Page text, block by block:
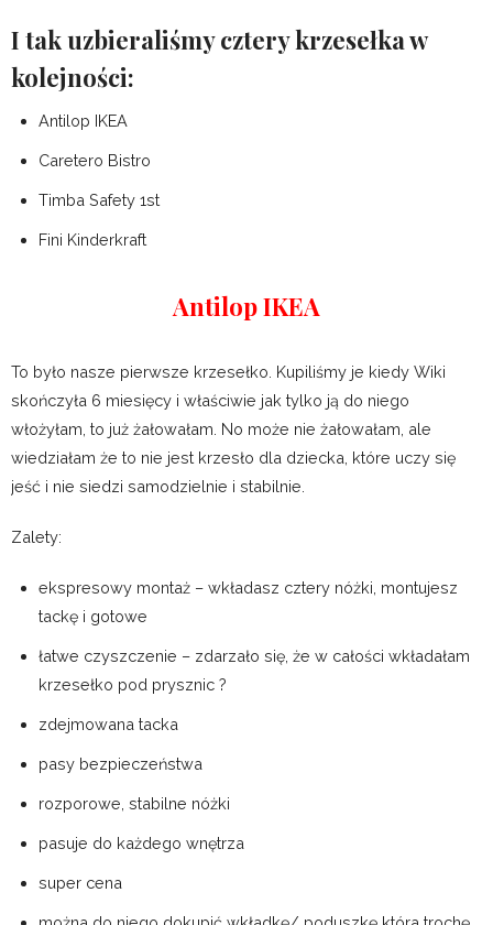
I tak uzbieraliśmy cztery krzesełka w
kolejności:
Antilop IKEA
Caretero Bistro
Timba Safety 1st
Fini Kinderkraft
Antilop IKEA
To było nasze pierwsze krzesełko. Kupiliśmy je kiedy Wiki
skończyła 6 miesięcy i właściwie jak tylko ją do niego
włożyłam, to już żałowałam. No może nie żałowałam, ale
wiedziałam że to nie jest krzesło dla dziecka, które uczy się
jeść i nie siedzi samodzielnie i stabilnie.
Zalety:
ekspresowy montaż – wkładasz cztery nóżki, montujesz
tackę i gotowe
łatwe czyszczenie – zdarzało się, że w całości wkładałam
krzesełko pod prysznic ?
zdejmowana tacka
pasy bezpieczeństwa
rozporowe, stabilne nóżki
pasuje do każdego wnętrza
super cena